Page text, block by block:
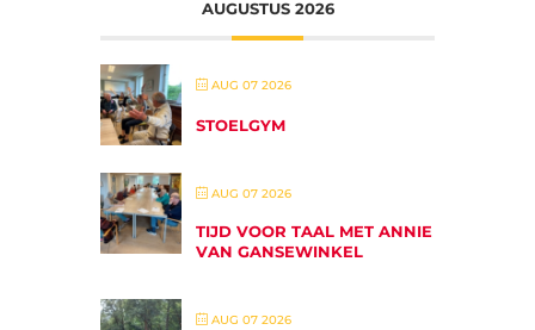
AUGUSTUS 2026
AUG 07 2026
STOELGYM
AUG 07 2026
TIJD VOOR TAAL MET ANNIE
VAN GANSEWINKEL
AUG 07 2026